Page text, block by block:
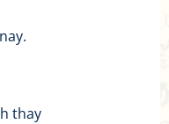
thay